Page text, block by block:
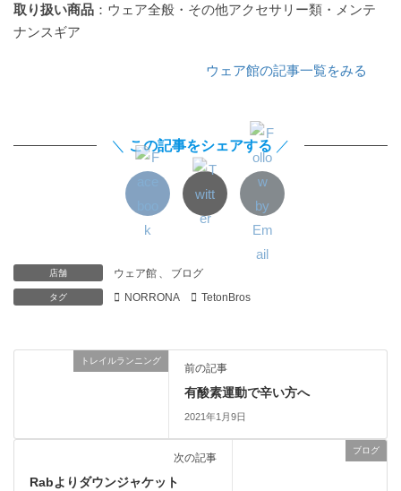
取り扱い商品 ：ウェア全般・その他アクセサリー類・メンテ
ナンスギア
ウェア館の記事一覧をみる
＼ この記事をシェアする ／
店舗 ウェア館 、 ブログ
タグ NORRONA TetonBros
トレイルランニング
前の記事
有酸素運動で辛い方へ
2021年1月9日
ブログ
次の記事
Rabよりダウンジャケット